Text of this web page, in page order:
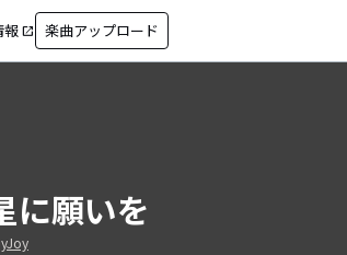
報 open_in_new 楽曲アップロード
に願いを